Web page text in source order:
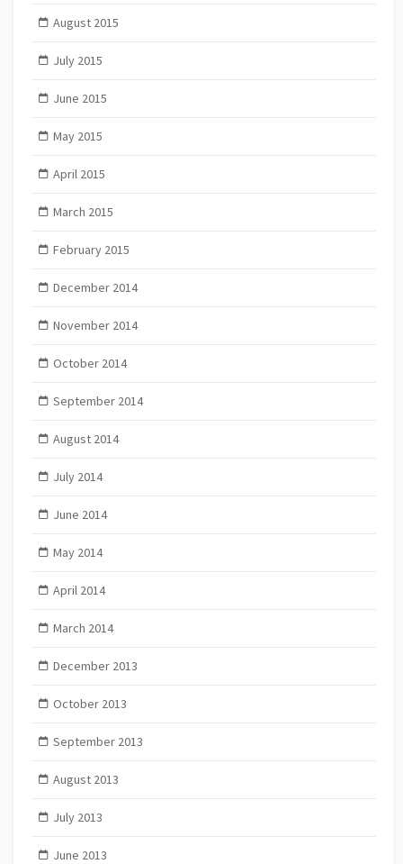
August 2015
July 2015
June 2015
May 2015
April 2015
March 2015
February 2015
December 2014
November 2014
October 2014
September 2014
August 2014
July 2014
June 2014
May 2014
April 2014
March 2014
December 2013
October 2013
September 2013
August 2013
July 2013
June 2013